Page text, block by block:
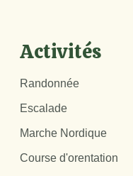
Activités
Randonnée
Escalade
Marche Nordique
Course d'orentation